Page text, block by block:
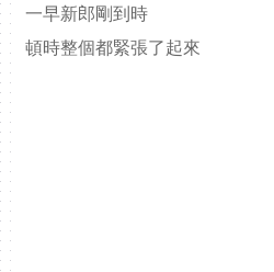
一早新郎剛到時
頓時整個都緊張了起來